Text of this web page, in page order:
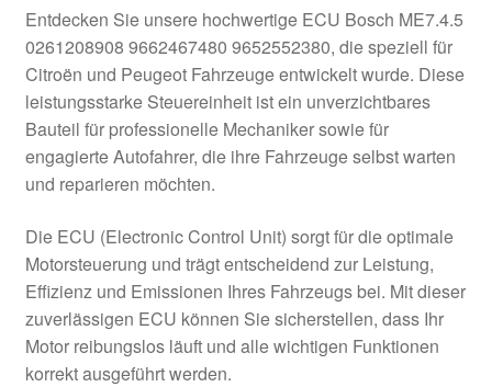
Impressum
Kasse
Kontakt
Lieferung
Mein Konto
Über uns
Warenkorb
Entdecken Sie unsere hochwertige ECU Bosch ME7.4.5
0261208908 9662467480 9652552380, die speziell für
Citroën und Peugeot Fahrzeuge entwickelt wurde. Diese
leistungsstarke Steuereinheit ist ein unverzichtbares
Bauteil für professionelle Mechaniker sowie für
engagierte Autofahrer, die ihre Fahrzeuge selbst warten
und reparieren möchten.
Die ECU (Electronic Control Unit) sorgt für die optimale
Motorsteuerung und trägt entscheidend zur Leistung,
Effizienz und Emissionen Ihres Fahrzeugs bei. Mit dieser
zuverlässigen ECU können Sie sicherstellen, dass Ihr
Motor reibungslos läuft und alle wichtigen Funktionen
korrekt ausgeführt werden.